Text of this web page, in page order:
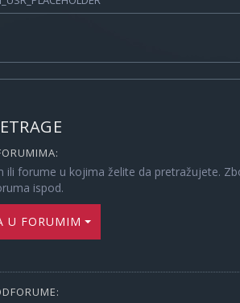
ili forume u kojima želite da pretražujete.
ispod.
U FORUMIMA